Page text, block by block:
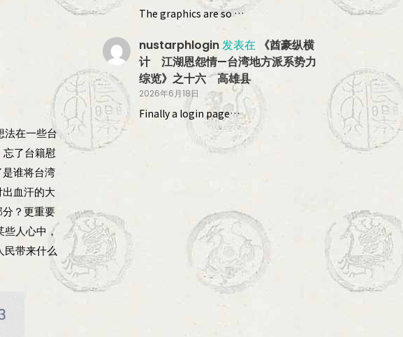
法在一些台
忘了台籍慰
谁将台湾
血汗的大
？更重要
些人心中，
民带来什么
The graphics are so …
nustarphlogin发表在 《酋豪纵横
计 江湖恩怨情—台湾地方派系势力
综览》之十六 高雄县
2026年6月18日
Finally a login page…